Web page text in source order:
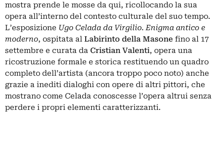
mostra prende le mosse da qui, ricollocando la sua
opera all’interno del contesto culturale del suo tempo.
L’esposizione Ugo Celada da Virgilio. Enigma antico e
moderno, ospitata al Labirinto della Masone fino al 17
settembre e curata da Cristian Valenti, opera una
ricostruzione formale e storica restituendo un quadro
completo dell’artista (ancora troppo poco noto) anche
grazie a inediti dialoghi con opere di altri pittori, che
mostrano come Celada conoscesse l’opera altrui senza
perdere i propri elementi caratterizzanti.